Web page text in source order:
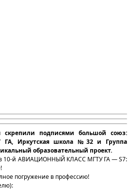
подписями большой союз:
ГА, Иркутская школа №32 и Группа
образовательный проект.
в 10-й АВИАЦИОННЫЙ КЛАСС МГТУ ГА — S7:
погружение в профессию!